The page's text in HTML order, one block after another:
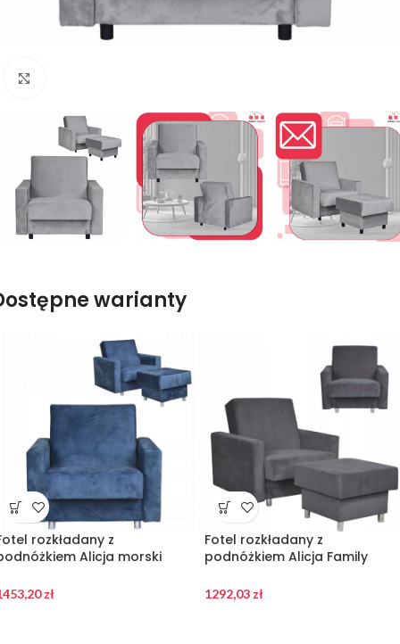
warianty
rozkładany z
Alicja morski
zł
Fotel rozkładany z
podnóżkiem Alicja Family
1292,03 zł